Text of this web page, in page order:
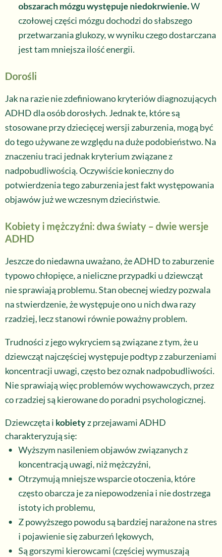
obszarach mózgu występuje niedokrwienie.W
czołowej części mózgu dochodzi do słabszego
przetwarzania glukozy, w wyniku czego dostarczana
jest tam mniejsza ilość energii.
Dorośli
Jak na razie nie zdefiniowano kryteriów diagnozujących
ADHD dla osób dorosłych. Jednak te, które są
stosowane przy dziecięcej wersji zaburzenia, mogą być
do tego używane ze względu na duże podobieństwo. Na
znaczeniu traci jednak kryterium związane z
nadpobudliwością. Oczywiście konieczny do
potwierdzenia tego zaburzenia jest fakt występowania
objawów już we wczesnym dzieciństwie.
Kobiety i mężczyźni: dwa światy – dwie wersje
ADHD
Jeszcze do niedawna uważano, że ADHD to zaburzenie
typowo chłopięce, a nieliczne przypadki u dziewcząt
nie sprawiają problemu. Stan obecnej wiedzy pozwala
na stwierdzenie, że występuje ono u nich dwa razy
rzadziej, lecz stanowi równie poważny problem.
Trudności z jego wykryciem są związane z tym, że u
dziewcząt najczęściej występuje podtyp z zaburzeniami
koncentracji uwagi, często bez oznak nadpobudliwości.
Nie sprawiają więc problemów wychowawczych, przez
co rzadziej są kierowane do poradni psychologicznej.
Dziewczęta i kobietyz przejawami ADHD
charakteryzują się:
Wyższym nasileniem objawów związanych z
koncentracją uwagi, niż mężczyźni,
Otrzymują mniejsze wsparcie otoczenia, które
często obarcza je za niepowodzenia i nie dostrzega
istoty ich problemu,
Z powyższego powodu są bardziej narażone na stres
i pojawienie się zaburzeń lękowych,
Są gorszymi kierowcami (częściej wymuszają